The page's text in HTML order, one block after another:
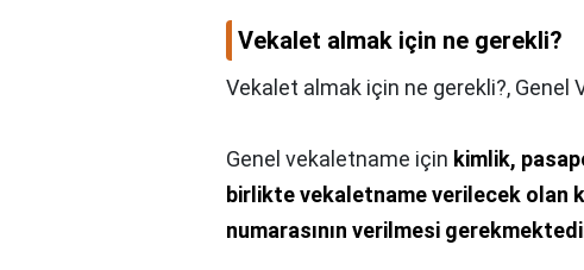
Vekalet almak için ne gerekli?
Vekalet almak için ne gerekli?, Genel
Genel vekaletname için kimlik,
birlikte vekaletname verilecek olan
numarasının verilmesi